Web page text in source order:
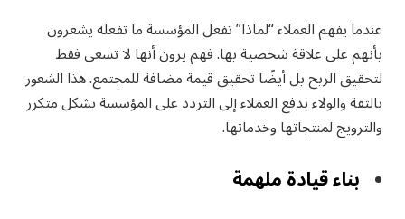
عندما يفهم العملاء “لماذا” تفعل المؤسسة ما تفعله يشعرون
بأنهم على علاقة شخصية بها. فهم يرون أنها لا تسعى فقط
لتحقيق الربح بل أيضًا تحقيق قيمة مضافة للمجتمع. هذا الشعور
بالثقة والولاء يدفع العملاء إلى التردد على المؤسسة بشكل متكرر
والترويج لمنتجاتها وخدماتها.
بناء قيادة ملهمة